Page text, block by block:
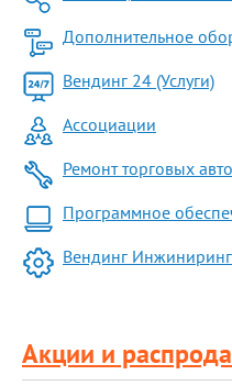
Дополнительное
Вендинг 24 (Услуги)
Ассоциации
Ремонт торговых
Программное
Вендинг Инжиниринг
Акции и